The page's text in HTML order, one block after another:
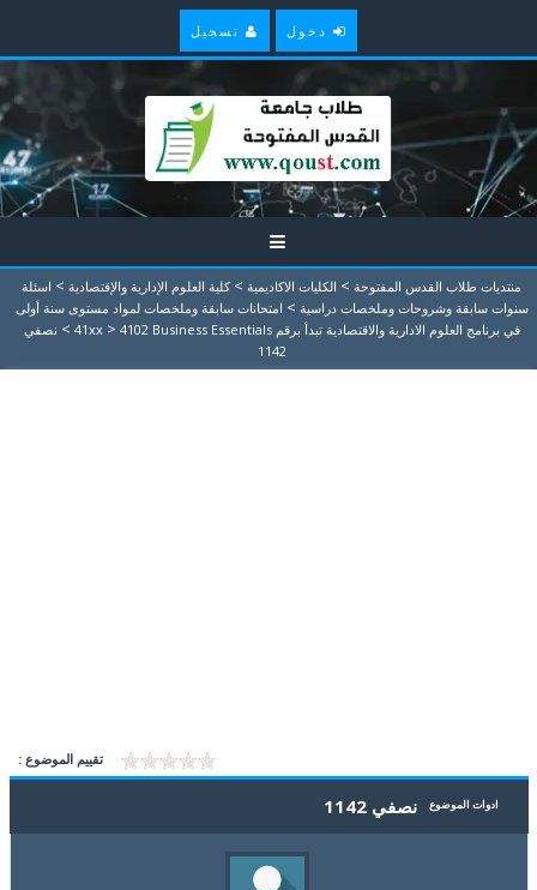
دخول تسجيل
منتديات طلاب القدس المفتوحة > الكليات الاكاديمية > كلية العلوم الإدارية والإقتصادية > اسئلة
سنوات سابقة وشروحات وملخصات دراسية > امتحانات سابقة وملخصات لمواد مستوى سنة أولى
في برنامج العلوم الادارية والاقتصادية تبدأ برقم 41xx
> 4102 Business Essentials
> نصفي
1142
تقييم الموضوع :
ادوات الموضوع نصفي 1142